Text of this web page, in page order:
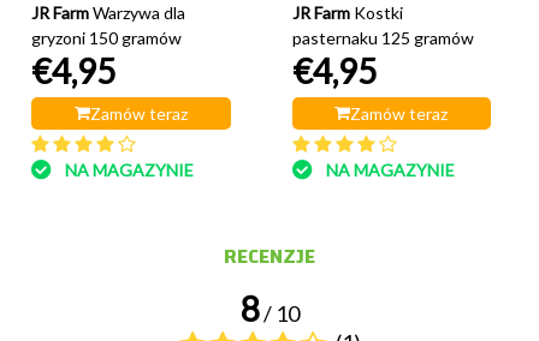
JR FarmWarzywa dla
gryzoni 150 gramów
€4,95
Zamów teraz
NA MAGAZYNIE
JR Farm Kostki
pasternaku 125 gramów
€4,95
Zamów teraz
NA MAGAZYNIE
RECENZJE
8/ 10